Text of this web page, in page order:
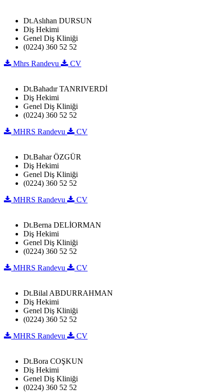
Dt.Aslıhan DURSUN
Diş Hekimi
Genel Diş Kliniği
(0224) 360 52 52
Mhrs Randevu
CV
Dt.Bahadır TANRIVERDİ
Diş Hekimi
Genel Diş Kliniği
(0224) 360 52 52
MHRS Randevu
CV
Dt.Bahar ÖZGÜR
Diş Hekimi
Genel Diş Kliniği
(0224) 360 52 52
MHRS Randevu
CV
Dt.Berna DELİORMAN
Diş Hekimi
Genel Diş Kliniği
(0224) 360 52 52
MHRS Randevu
CV
Dt.Bilal ABDURRAHMAN
Diş Hekimi
Genel Diş Kliniği
(0224) 360 52 52
MHRS Randevu
CV
Dt.Bora COŞKUN
Diş Hekimi
Genel Diş Kliniği
(0224) 360 52 52